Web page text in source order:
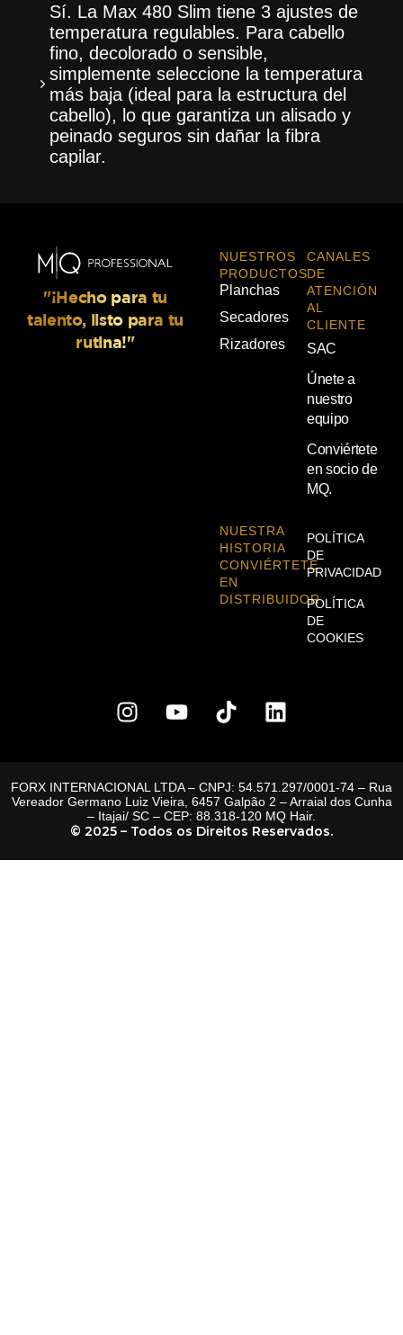
Sí. La Max 480 Slim tiene 3 ajustes de
temperatura regulables. Para cabello
fino, decolorado o sensible,
simplemente seleccione la temperatura
más baja (ideal para la estructura del
cabello), lo que garantiza un alisado y
peinado seguros sin dañar la fibra
capilar.
"¡Hecho para tu
talento, listo para tu
rutina!"
NUESTROS
PRODUCTOS
Planchas
Secadores
Rizadores
CANALES
DE
ATENCIÓN
AL
CLIENTE
SAC
Únete a
nuestro
equipo
Conviértete
en socio de
MQ.
NUESTRA
HISTORIA
CONVIÉRTETE
EN
DISTRIBUIDOR
POLÍTICA
DE
PRIVACIDAD
POLÍTICA
DE
COOKIES
FORX INTERNACIONAL LTDA – CNPJ: 54.571.297/0001-74 – Rua
Vereador Germano Luiz Vieira, 6457 Galpão 2 – Arraial dos Cunha
– Itajai/ SC – CEP: 88.318-120 MQ Hair.
© 2025 – Todos os Direitos Reservados.